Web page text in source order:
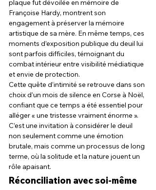
plaque fut dévoilée en mémoire de
Françoise Hardy, montrent son
engagement à préserver la mémoire
artistique de sa mère. En même temps, ces
moments d’exposition publique du deuil lui
sont parfois difficiles, témoignant du
combat intérieur entre visibilité médiatique
et envie de protection.
Cette quête d’intimité se retrouve dans son
choix d’un mois de silence en Corse à Noël,
confiant que ce temps a été essentiel pour
alléger « une tristesse vraiment énorme ».
C’est une invitation à considérer le deuil
non seulement comme une émotion
brutale, mais comme un processus de long
terme, où la solitude et la nature jouent un
rôle apaisant.
Réconciliation avec soi-même